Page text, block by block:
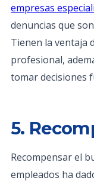
empresas
denuncias que
Tienen la ventaja
profesional,
tomar decisiones
5.
Recompensar el
empleados ha